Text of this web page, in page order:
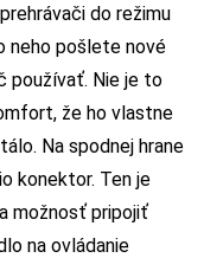
do režimu
neho pošlete nové
používať. Nie je to
že ho vlastne
Na spodnej hrane
konektor. Ten je
možnosť pripojiť
na ovládanie